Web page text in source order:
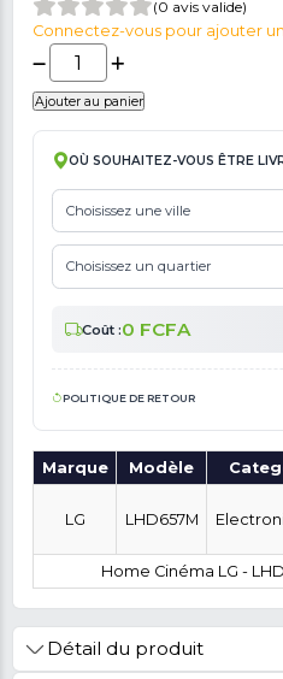
🚩 Signaler Des Informations
Home Cinéma LG -
De Garantie
210,000 FCFA
(0 avis
Connectez-vous pour
OÙ SOUHAITEZ-VOUS